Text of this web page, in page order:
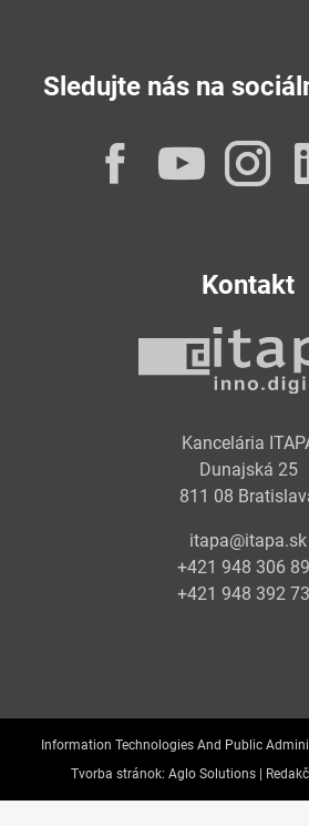
Sledujte nás na
Kontakt
Kancelária
Dunajská 25
811 08
itapa@itapa.sk
+421 948 306
+421 948 392
Information Technologies And Public
Tvorba stránok: Aglo Solutions |